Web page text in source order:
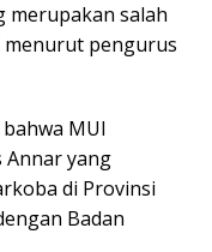
merupakan salah
pengurus
MUI
Annar yang
di Provinsi
Badan